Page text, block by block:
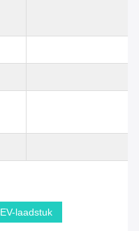
EV-laadstuk